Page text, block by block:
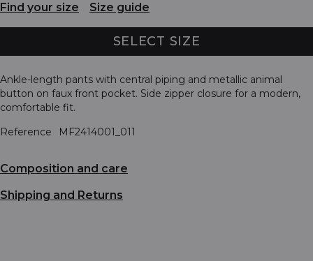
Find your size Size guide
SELECT SIZE
Ankle-length pants with central piping and metallic animal
button on faux front pocket. Side zipper closure for a modern,
comfortable fit.
Reference
MF2414001_011
Composition and care
Shipping and Returns